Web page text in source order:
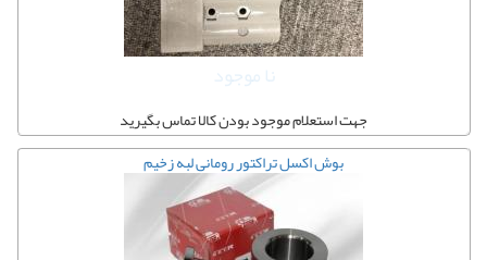
نا موجود
جهت استعلام موجود بودن کالا تماس بگیرید
بوش اکسل تراکتور رومانی لبه زخیم